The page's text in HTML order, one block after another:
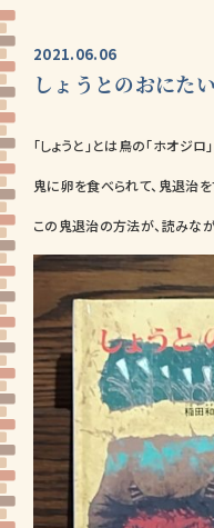
2021.06.06
しょうとのおにた
「しょうと」とは鳥の「ホオジロ
鬼に卵を食べられて、鬼退治
この鬼退治の方法が、読みなが